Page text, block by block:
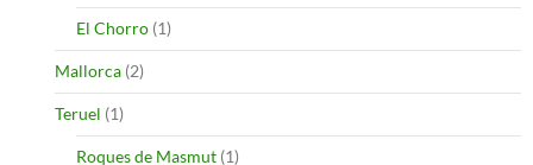
El Chorro (1)
Mallorca (2)
Teruel (1)
Roques de Masmut (1)